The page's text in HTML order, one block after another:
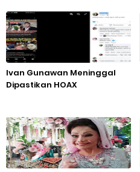
Ivan Gunawan Meninggal
Dipastikan HOAX